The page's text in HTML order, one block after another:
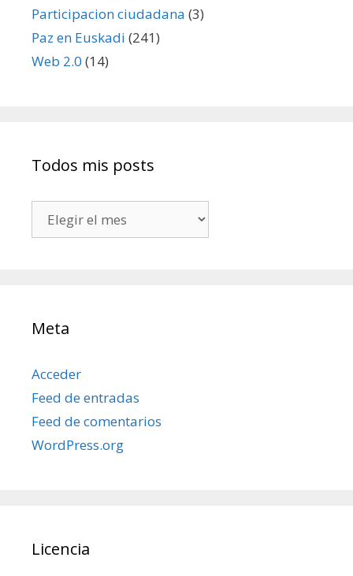
Participacion ciudadana (3)
Paz en Euskadi (241)
Web 2.0 (14)
Todos mis posts
mis
Meta
Acceder
Feed de entradas
Feed de comentarios
WordPress.org
Licencia